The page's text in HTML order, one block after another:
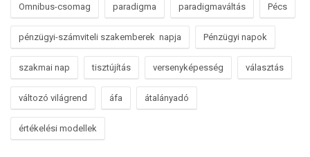
Omnibus-csomag paradigma paradigmaváltás Pécs
pénzügyi-számviteli szakemberek napja Pénzügyi napok
szakmai nap tisztújítás versenyképesség választás
változó világrend áfa átalányadó
értékelési modellek